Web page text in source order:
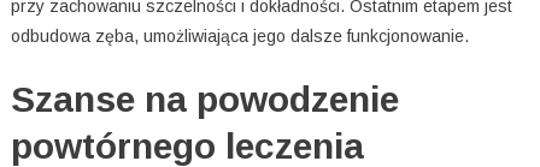
przy zachowaniu szczelności i dokładności. Ostatnim etapem jest
odbudowa zęba, umożliwiająca jego dalsze funkcjonowanie.
Szanse na powodzenie
powtórnego leczenia